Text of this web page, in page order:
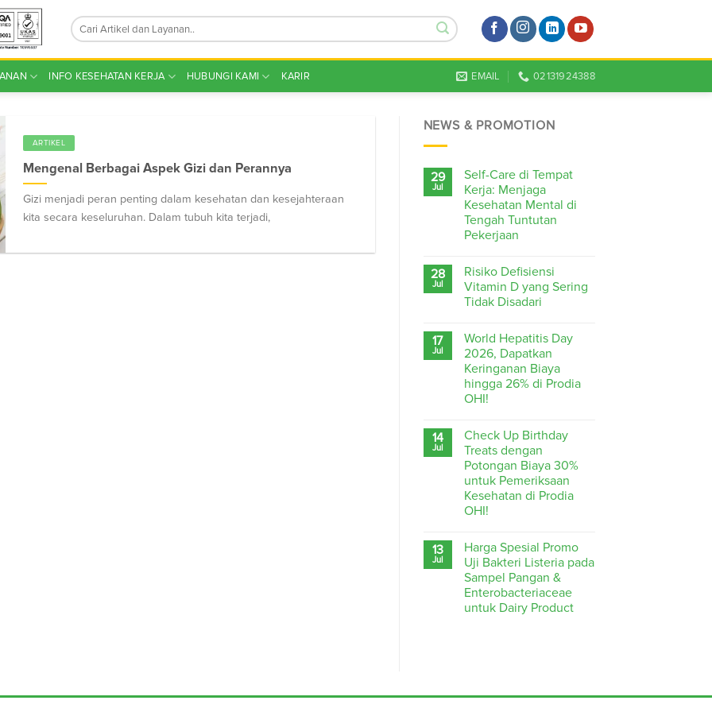
INFO KESEHATAN KERJA HUBUNGI KAMI KARIR EMAIL 02131924388
ARTIKEL
Mengenal Berbagai Aspek Gizi dan Perannya
Gizi menjadi peran penting dalam kesehatan dan kesejahteraan
kita secara keseluruhan. Dalam tubuh kita terjadi,
NEWS & PROMOTION
29
Jul
Self-Care di Tempat
Kerja: Menjaga
Kesehatan Mental di
Tengah Tuntutan
Pekerjaan
28
Jul
Risiko Defisiensi
Vitamin D yang Sering
Tidak Disadari
17
Jul
World Hepatitis Day
2026, Dapatkan
Keringanan Biaya
hingga 26% di Prodia
OHI!
14
Jul
Check Up Birthday
Treats dengan
Potongan Biaya 30%
untuk Pemeriksaan
Kesehatan di Prodia
OHI!
13
Jul
Harga Spesial Promo
Uji Bakteri Listeria pada
Sampel Pangan &
Enterobacteriaceae
untuk Dairy Product